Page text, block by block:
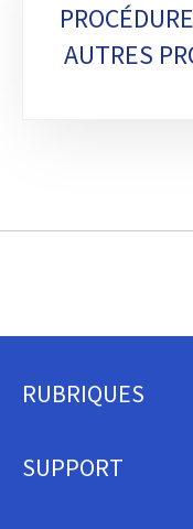
AUTRES
Pied
page
RUBRIQUES
SUPPORT